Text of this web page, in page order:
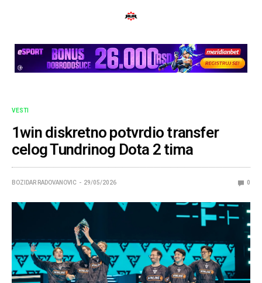
VESTI
1win diskretno potvrdio transfer
celog Tundrinog Dota 2 tima
BOZIDAR RADOVANOVIC 29/05/2026 0